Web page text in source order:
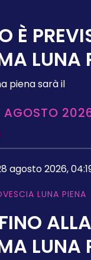
È
LUNA
piena sarà il
AGOSTO
agosto 2026,
LUNA PIENA
ALLA
LUNA